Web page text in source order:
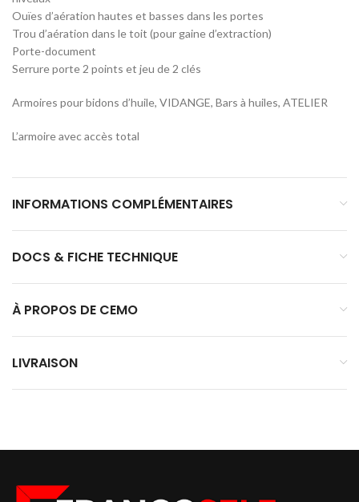
Ouïes d’aération hautes et basses dans les portes
Trou d’aération dans le toit (pour gaine d’extraction)
Porte-document
Serrure porte 2 points et jeu de 2 clés
Armoires pour bidons d’huile, VIDANGE, Bars à huiles, ATELIER
L’armoire avec accès total
INFORMATIONS COMPLÉMENTAIRES
DOCS & FICHE TECHNIQUE
À PROPOS DE CEMO
LIVRAISON